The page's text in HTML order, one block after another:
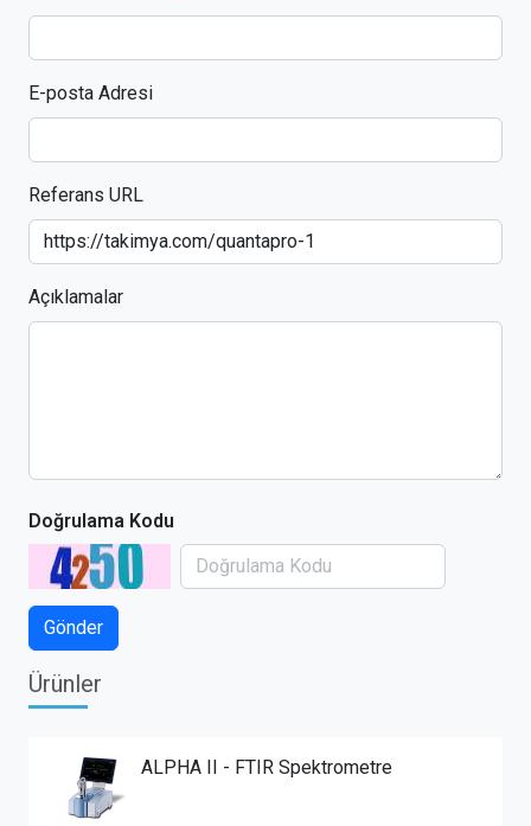
E-posta Adresi
Referans URL
Açıklamalar
Doğrulama Kodu
Ürünler
ALPHA II - FTIR Spektrometre